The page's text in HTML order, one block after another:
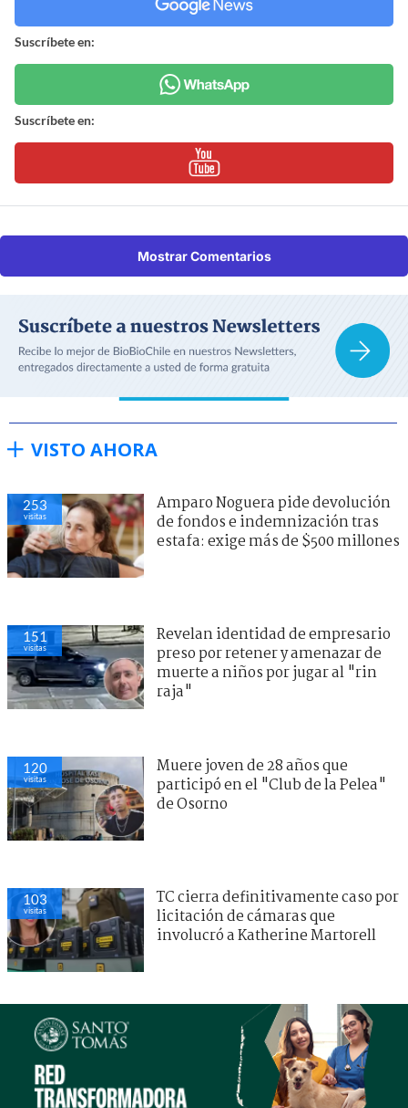
Suscríbete en:
Suscríbete en:
Mostrar Comentarios
VISTO AHORA
253
visitas
Amparo Noguera pide devolución
de fondos e indemnización tras
estafa: exige más de $500 millones
151
visitas
Revelan identidad de empresario
preso por retener y amenazar de
muerte a niños por jugar al "rin
raja"
120
visitas
Muere joven de 28 años que
participó en el "Club de la Pelea"
de Osorno
103
visitas
TC cierra definitivamente caso por
licitación de cámaras que
involucró a Katherine Martorell